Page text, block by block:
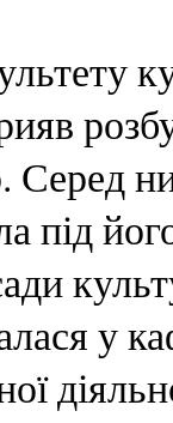
Серед
під
у